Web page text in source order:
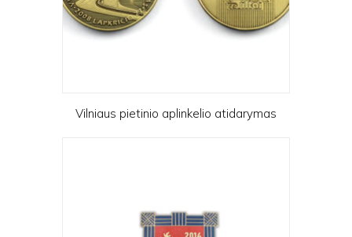
Vilniaus pietinio aplinkelio atidarymas